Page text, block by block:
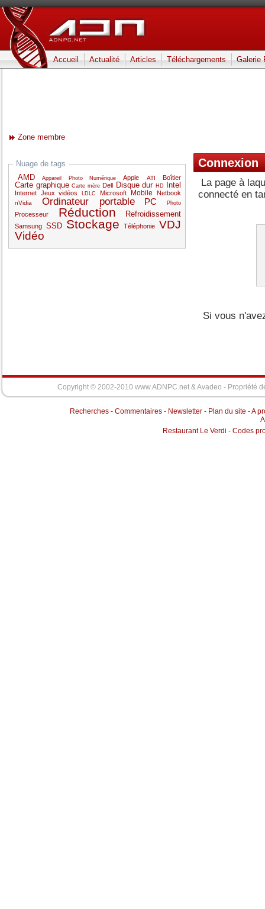
Accueil Actualité Articles Téléchargements Galerie
Zone membre
Connexion
La page à
connecté en
Si vous
Nuage de tags
AMD Appareil Photo Numérique Apple ATI Boîtier
Carte graphique Carte mère Dell Disque dur HD Intel
Internet Jeux vidéos LDLC Microsoft Mobile Netbook
nVidia Ordinateur portable PC Photo
Processeur Réduction Refroidissement
Samsung SSD Stockage Téléphonie VDJ
Vidéo
Copyright © 2002-2010 www.ADNPC.net &Avadeo - Propriété
Recherches - Commentaires - Newsletter - Plan du site -A
Restaurant Le Verdi - Codes